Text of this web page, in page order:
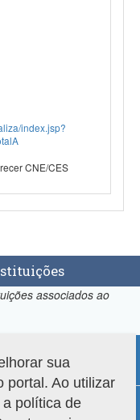
index.jsp?
CNE/CES
associados ao
sua
portal. Ao utilizar
política de